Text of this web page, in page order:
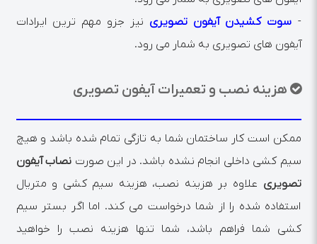
- سوت کشیدن آیفون تصویری نیز جزو مهم ترین ایرادات
آیفون های تصویری به شمار می رود.
هزینه نصب و تعمیرات آیفون تصویری
ممکن است کار ساختمان شما به تازگی تمام شده باشد و هیچ
سیم کشی داخلی انجام نشده باشد. در این صورت نصاب آیفون
تصویری علاوه بر هزینه نصب، هزینه سیم کشی و متریال
استفاده شده را از شما درخواست می کند. اما اگر بستر سیم
کشی شما فراهم باشد، شما تنها هزینه نصب را خواهید